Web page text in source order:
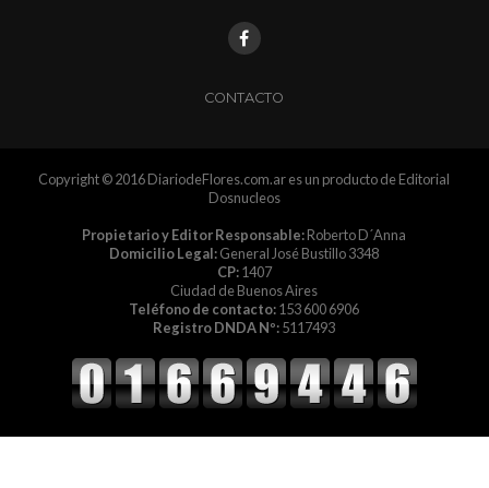
CONTACTO
Copyright © 2016 DiariodeFlores.com.ar es un producto de Editorial
Dosnucleos
Propietario y Editor Responsable:Roberto D´Anna
Domicilio Legal:General José Bustillo 3348
CP:1407
Ciudad de Buenos Aires
Teléfono de contacto:153 600 6906
Registro DNDA Nº:5117493